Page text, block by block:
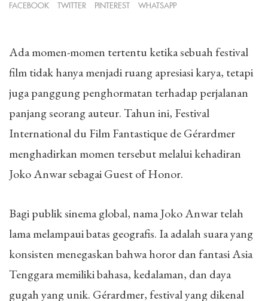
FACEBOOK
TWITTER PINTEREST WHATSAPP
Ada momen-momen tertentu ketika sebuah festival
film tidak hanya menjadi ruang apresiasi karya, tetapi
juga panggung penghormatan terhadap perjalanan
panjang seorang auteur. Tahun ini, Festival
International du Film Fantastique de Gérardmer
menghadirkan momen tersebut melalui kehadiran
Joko Anwar sebagai Guest of Honor.
Bagi publik sinema global, nama Joko Anwar telah
lama melampaui batas geografis. Ia adalah suara yang
konsisten menegaskan bahwa horor dan fantasi Asia
Tenggara memiliki bahasa, kedalaman, dan daya
gugah yang unik. Gérardmer, festival yang dikenal